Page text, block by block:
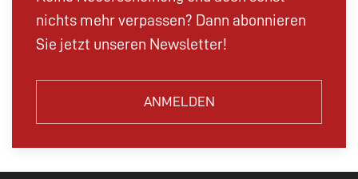
nichts mehr verpassen? Dann abonnieren
Sie jetzt unseren Newsletter!
ANMELDEN